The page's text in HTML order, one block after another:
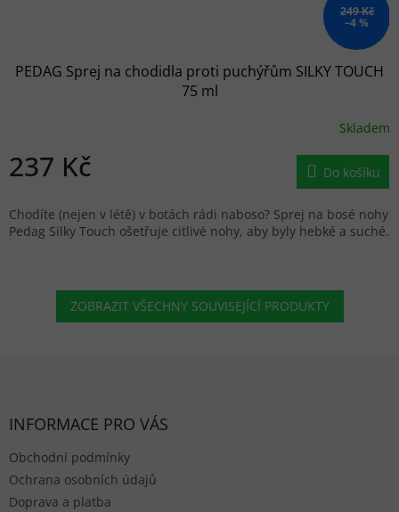
249 Kč
–4 %
PEDAG Sprej na chodidla proti puchýřům SILKY TOUCH
75 ml
Skladem
237 Kč Do košíku
Chodíte (nejen v létě) v botách rádi naboso? Sprej na bosé nohy
Pedag Silky Touch ošetřuje citlivé nohy, aby byly hebké a suché.
ZOBRAZIT VŠECHNY SOUVISEJÍCÍ PRODUKTY
INFORMACE PRO VÁS
Obchodní podmínky
Ochrana osobních údajů
Doprava a platba